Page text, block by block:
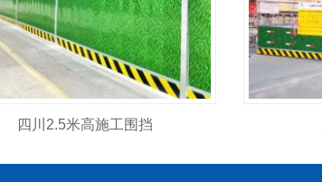
四川2.5米高施工围挡